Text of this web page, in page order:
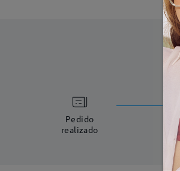
Pedido
realizado